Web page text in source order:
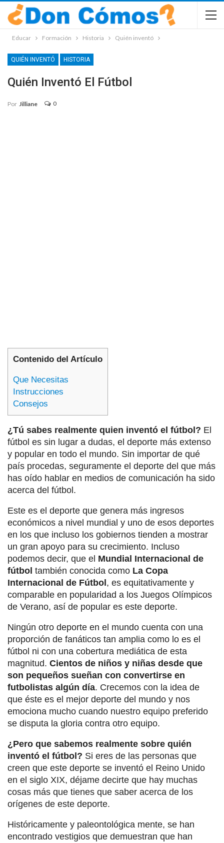
Educar Formación Historia Quién inventó
QUIÉN INVENTÓ HISTORIA
Quién Inventó El Fútbol
Por Jilliane 0
Contenido del Artículo
Que Necesitas
Instrucciones
Consejos
¿Tú sabes realmente quien inventó el fútbol? El
fútbol es sin lugar a dudas, el deporte más extenso
y popular en todo el mundo. Sin importar de qué
país procedas, seguramente el deporte del que más
has oído hablar en medios de comunicación ha sido
acerca del fútbol.
Este es el deporte que genera más ingresos
económicos a nivel mundial y uno de esos deportes
en los que incluso los gobiernos tienden a mostrar
un gran apoyo para su crecimiento. Incluso
podemos decir, que el Mundial Internacional de
fútbol también conocida como La Copa
Internacional de Fútbol , es equitativamente y
comparable en popularidad a los Juegos Olímpicos
de Verano, así de popular es este deporte.
Ningún otro deporte en el mundo cuenta con una
proporción de fanáticos tan amplia como lo es el
fútbol ni con una cobertura mediática de esta
magnitud. Cientos de niños y niñas desde que
son pequeños sueñan con convertirse en
futbolistas algún día. Crecemos con la idea de
que éste es el mejor deporte del mundo y nos
emociona mucho cuando nuestro equipo preferido
se disputa la gloria contra otro equipo.
¿Pero que sabemos realmente sobre quién
inventó el fútbol? Si eres de las personas que
creen que este deporte se inventó el Reino Unido
en el siglo XIX, déjame decirte que hay muchas
cosas más que tienes que saber acerca de los
orígenes de este deporte.
Históricamente y paleontológica mente, se han
encontrado vestigios que demuestran que han